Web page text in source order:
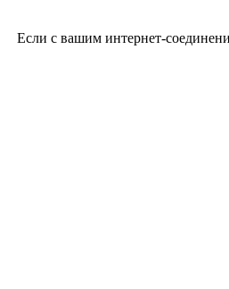
Если с вашим интернет-